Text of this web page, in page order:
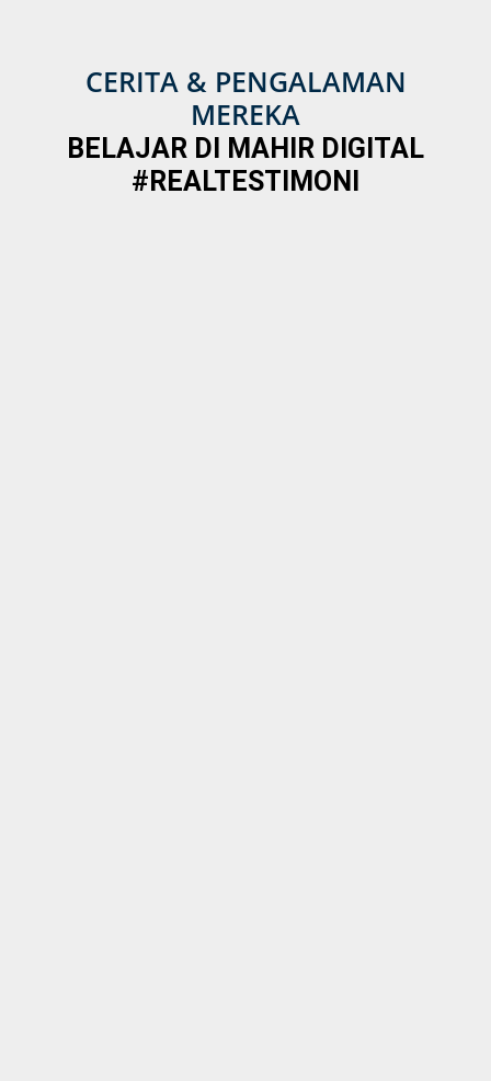
CERITA & PENGALAMAN
MEREKA
BELAJAR DI MAHIR DIGITAL
#REALTESTIMONI